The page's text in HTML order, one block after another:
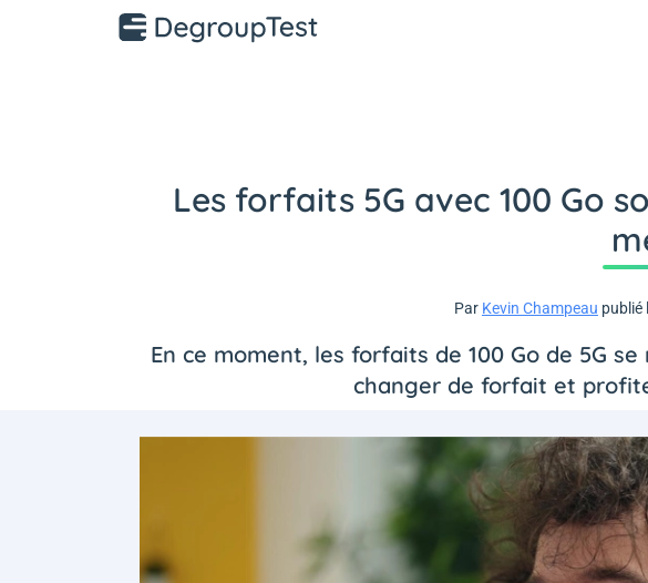
Les forfaits 5G avec 100 Go
Par Kevin Champeau publié
En ce moment, les forfaits de 100 Go de 5G
changer de forfait et